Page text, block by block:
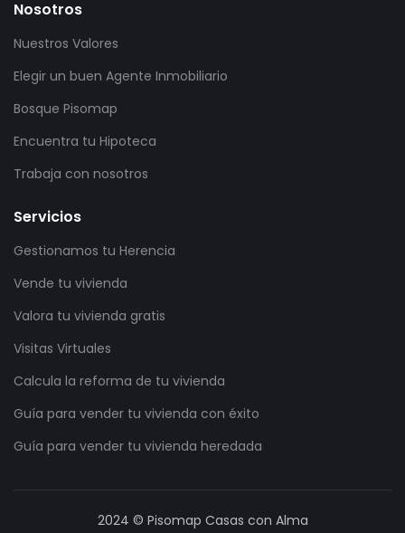
Nosotros
Nuestros Valores
Elegir un buen Agente Inmobiliario
Bosque Pisomap
Encuentra tu Hipoteca
Trabaja con nosotros
Servicios
Gestionamos tu Herencia
Vende tu vivienda
Valora tu vivienda gratis
Visitas Virtuales
Calcula la reforma de tu vivienda
Guía para vender tu vivienda con éxito
Guía para vender tu vivienda heredada
2024 © Pisomap Casas con Alma